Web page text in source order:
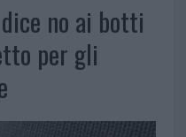
no ai botti
per gli